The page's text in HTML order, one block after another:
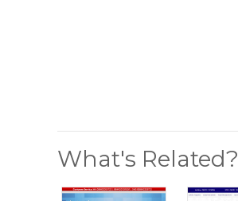
What's Related?